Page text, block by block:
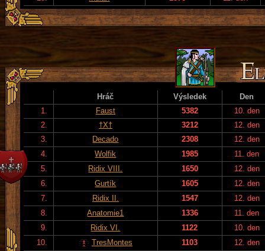
Hráč Výsledek
Den
1.
Faust 5382
10. den
2.
†X† 3212
12. den
3.
Decado 2308
12. den
4.
Wolfik 1985
11. den
5.
Ridix VIII. 1650
12. den
6.
Gurtík 1605
12. den
7.
Ridix II. 1547
12. den
8.
Anatomie1 1336
11. den
9.
Ridix VI. 1122
10. den
10.
TresMontes 1103 12. den